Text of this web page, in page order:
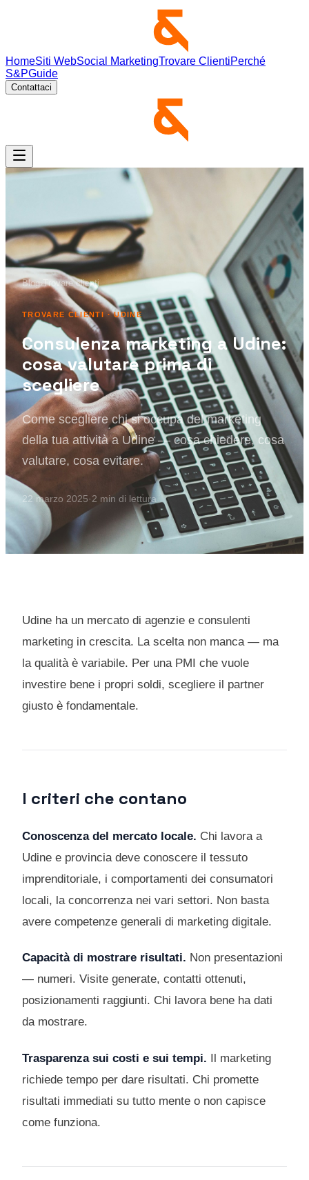
HomeSiti WebSocial MarketingTrovare ClientiPerché
S&PGuide
Contattaci
Blog›Trovare clienti
TROVARE CLIENTI· UDINE
Consulenza marketing a Udine:
cosa valutare prima di
scegliere
Come scegliere chi si occupa del marketing
della tua attività a Udine — cosa chiedere, cosa
valutare, cosa evitare.
22 marzo 2025·2 min di lettura
Udine ha un mercato di agenzie e consulenti
marketing in crescita. La scelta non manca — ma
la qualità è variabile. Per una PMI che vuole
investire bene i propri soldi, scegliere il partner
giusto è fondamentale.
I criteri che contano
Conoscenza del mercato locale. Chi lavora a
Udine e provincia deve conoscere il tessuto
imprenditoriale, i comportamenti dei consumatori
locali, la concorrenza nei vari settori. Non basta
avere competenze generali di marketing digitale.
Capacità di mostrare risultati. Non presentazioni
— numeri. Visite generate, contatti ottenuti,
posizionamenti raggiunti. Chi lavora bene ha dati
da mostrare.
Trasparenza sui costi e sui tempi. Il marketing
richiede tempo per dare risultati. Chi promette
risultati immediati su tutto mente o non capisce
come funziona.